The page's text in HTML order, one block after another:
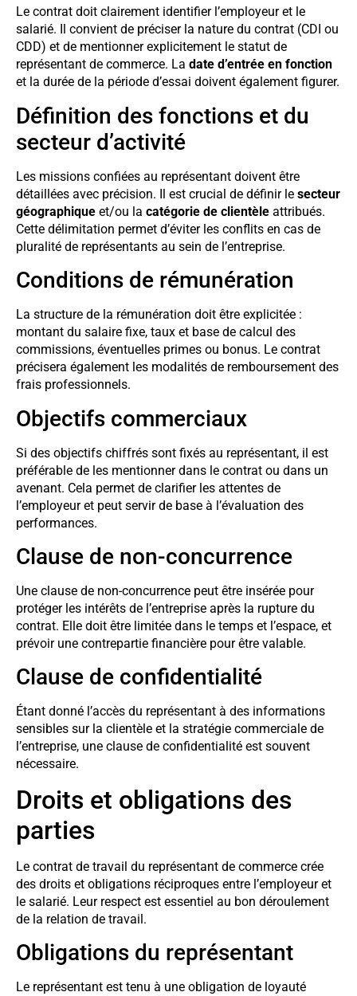
Le contrat doit clairement identifier l’employeur et le
salarié. Il convient de préciser la nature du contrat (CDI ou
CDD) et de mentionner explicitement le statut de
représentant de commerce. La date d’entrée en fonction
et la durée de la période d’essai doivent également figurer.
Définition des fonctions et du
secteur d’activité
Les missions confiées au représentant doivent être
détaillées avec précision. Il est crucial de définir le secteur
géographique et/ou la catégorie de clientèle attribués.
Cette délimitation permet d’éviter les conflits en cas de
pluralité de représentants au sein de l’entreprise.
Conditions de rémunération
La structure de la rémunération doit être explicitée :
montant du salaire fixe, taux et base de calcul des
commissions, éventuelles primes ou bonus. Le contrat
précisera également les modalités de remboursement des
frais professionnels.
Objectifs commerciaux
Si des objectifs chiffrés sont fixés au représentant, il est
préférable de les mentionner dans le contrat ou dans un
avenant. Cela permet de clarifier les attentes de
l’employeur et peut servir de base à l’évaluation des
performances.
Clause de non-concurrence
Une clause de non-concurrence peut être insérée pour
protéger les intérêts de l’entreprise après la rupture du
contrat. Elle doit être limitée dans le temps et l’espace, et
prévoir une contrepartie financière pour être valable.
Clause de confidentialité
Étant donné l’accès du représentant à des informations
sensibles sur la clientèle et la stratégie commerciale de
l’entreprise, une clause de confidentialité est souvent
nécessaire.
Droits et obligations des
parties
Le contrat de travail du représentant de commerce crée
des droits et obligations réciproques entre l’employeur et
le salarié. Leur respect est essentiel au bon déroulement
de la relation de travail.
Obligations du représentant
Le représentant est tenu à une obligation de loyauté